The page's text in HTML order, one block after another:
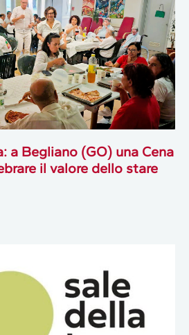
a Begliano (GO) una Cena
il valore dello stare